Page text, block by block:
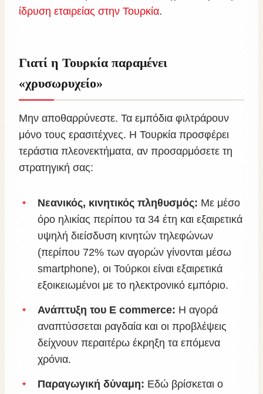
ίδρυση εταιρείας στην Τουρκία.
Γιατί η Τουρκία παραμένει
«χρυσωρυχείο»
Μην αποθαρρύνεστε. Τα εμπόδια φιλτράρουν
μόνο τους ερασιτέχνες. Η Τουρκία προσφέρει
τεράστια πλεονεκτήματα, αν προσαρμόσετε τη
στρατηγική σας:
Νεανικός, κινητικός πληθυσμός: Με μέσο
όρο ηλικίας περίπου τα 34 έτη και εξαιρετικά
υψηλή διείσδυση κινητών τηλεφώνων
(περίπου 72% των αγορών γίνονται μέσω
smartphone), οι Τούρκοι είναι εξαιρετικά
εξοικειωμένοι με το ηλεκτρονικό εμπόριο.
Ανάπτυξη του E commerce: Η αγορά
αναπτύσσεται ραγδαία και οι προβλέψεις
δείχνουν περαιτέρω έκρηξη τα επόμενα
χρόνια.
Παραγωγική δύναμη: Εδώ βρίσκεται ο